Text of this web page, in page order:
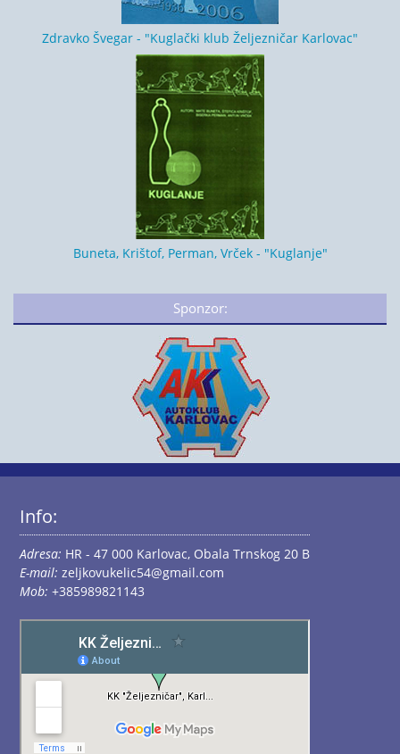
Zdravko Švegar - "Kuglački klub Željezničar Karlovac"
Buneta, Krištof, Perman, Vrček - "Kuglanje"
Sponzor:
Info:
Adresa: HR - 47 000 Karlovac, Obala Trnskog 20 B
E-mail: zeljkovukelic54@gmail.com
Mob: +385989821143